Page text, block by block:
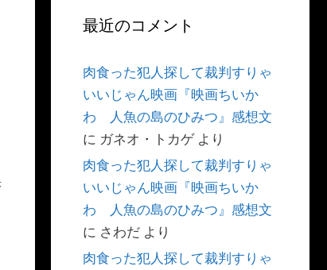
最近のコメント
肉食った犯人探して裁判すりゃ
いいじゃん映画『映画ちいか
わ 人魚の島のひみつ』感想文
に ガネオ・トカゲより
肉食った犯人探して裁判すりゃ
いいじゃん映画『映画ちいか
わ 人魚の島のひみつ』感想文
に さわだ より
肉食った犯人探して裁判すりゃ